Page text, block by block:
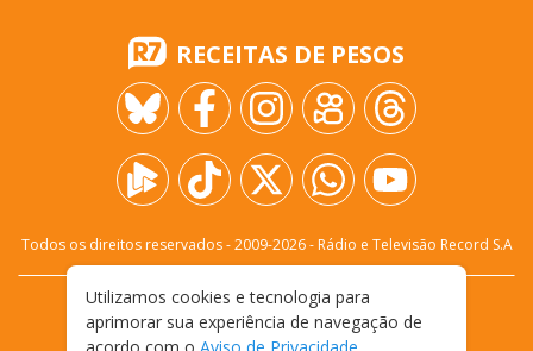
RECEITAS DE PESOS
Todos os direitos reservados - 2009-2026- Rádio e Televisão Record S.A
FALE CONOSCO
PRIVACIDADE
TERMOS E CONDIÇÕES DE USO
Utilizamos cookies e tecnologia para
aprimorar sua experiência de navegação de